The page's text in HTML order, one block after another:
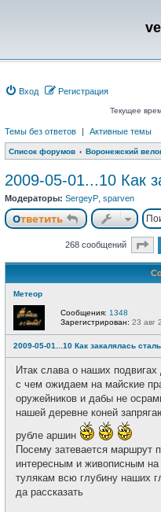
Вход Регистрация
Текущее
Темы без ответов | Активные темы
Список форумов Воронежский
2009-05-01...10 Как
Модераторы: SergeyP sparven
Ответить
268 сообщений
Метеор
Сообщения: 1348
Зарегистрирован: 23 авг
2009-05-01...10 Как закалялась сталь
Итак слава о наших
с чем ожидаем на майские
оружейников и дабы не
нашей деревне коней
рубле аршин
Посему затевается маршрут
интересным и живописным
тулякам всю глубину наших
да рассказать